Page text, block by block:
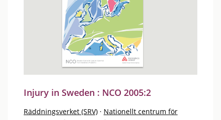
Injury in Sweden : NCO 2005:2
Räddningsverket (SRV) · Nationellt centrum för